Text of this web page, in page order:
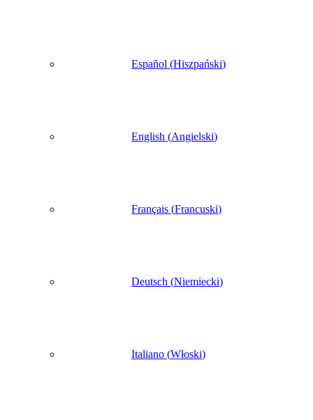
Español (Hiszpański)
English (Angielski)
Français (Francuski)
Deutsch (Niemiecki)
Italiano (Włoski)